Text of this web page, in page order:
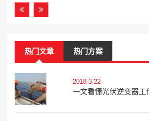
热门文章 热门方案
2018-3-22
一文看懂光伏逆变器工